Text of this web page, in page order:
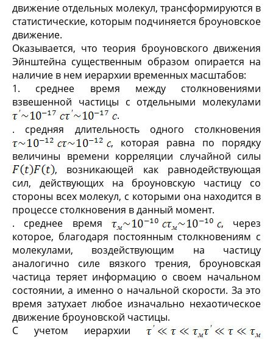
движение отдельных молекул, трансформируются в
статистические, которым подчиняется броуновское
движение.
Оказывается, что теория броуновского движения
Эйнштейна существенным образом опирается на
наличие в нем иерархии временных масштабов:
1. среднее время между столкновениями
взвешенной частицы с отдельными молекулами
.
. средняя длительность одного столкновения
, которая равна по порядку
величины времени корреляции случайной силы
, возникающей как равнодействующая
сил, действующих на броуновскую частицу со
стороны всех молекул, с которыми она находится в
процессе столкновения в данный момент.
. среднее время
, через
которое, благодаря постоянным столкновениям с
молекулами, воздействующим на частицу
аналогично силе вязкого трения, броуновская
частица теряет информацию о своем начальном
состоянии, а именно о начальной скорости. За это
время затухает любое изначально нехаотическое
движение броуновской частицы.
С учетом иерархии